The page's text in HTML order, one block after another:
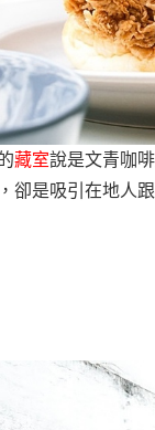
藏室說是文青咖
卻是吸引在地人